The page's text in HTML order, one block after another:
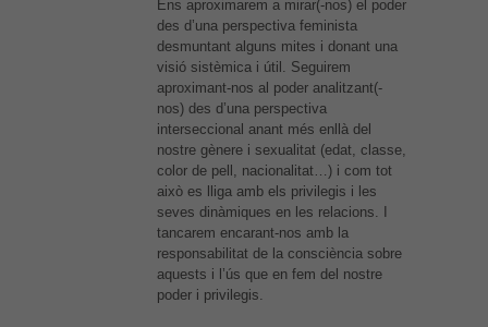
Ens aproximarem a mirar(-nos) el poder
des d’una perspectiva feminista
desmuntant alguns mites i donant una
visió sistèmica i útil. Seguirem
aproximant-nos al poder analitzant(-
nos) des d’una perspectiva
interseccional anant més enllà del
nostre gènere i sexualitat (edat, classe,
color de pell, nacionalitat…) i com tot
això es lliga amb els privilegis i les
seves dinàmiques en les relacions. I
tancarem encarant-nos amb la
responsabilitat de la consciència sobre
aquests i l’ús que en fem del nostre
poder i privilegis.